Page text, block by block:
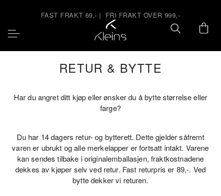
FAST FRAKT 69,- | FRI FRAKT OVER 999,-
RETUR & BYTTE
Har du angret ditt kjøp eller ønsker du å bytte størrelse eller
farge?
Du har 14 dagers retur- og bytterett. Dette gjelder såfremt
varen er ubrukt og alle merkelapper er fortsatt intakt. Varene
kan sendes tilbake i originalemballasjen, fraktkostnadene
dekkes av kjøper selv ved retur. Fast returpris er 89,-. Ved
bytte dekker vi returen.